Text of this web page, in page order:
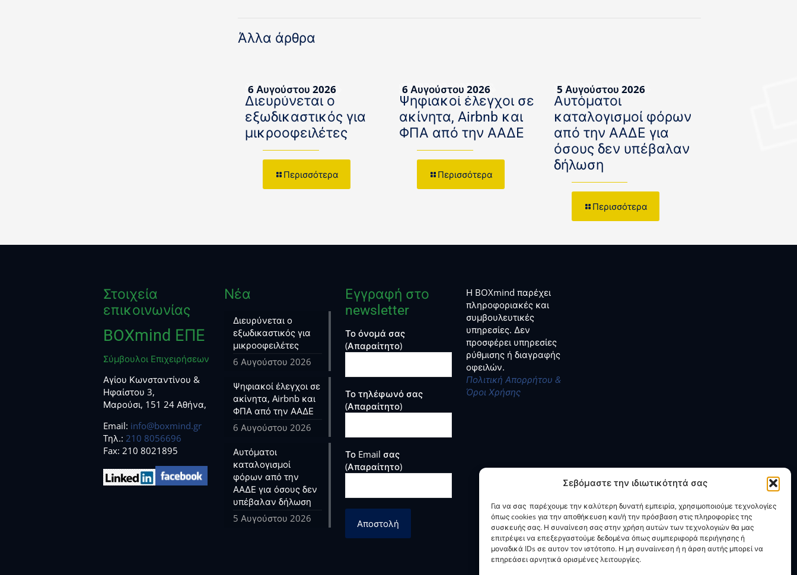
Σεβόμαστε την ιδιωτικότητά σας
Για να σας παρέχουμε την καλύτερη δυνατή εμπειρία, χρησιμοποιούμε τεχνολογίες
όπως cookies για την αποθήκευση και/ή την πρόσβαση στις πληροφορίες της
συσκευής σας. Η συναίνεση σας στην χρήση αυτών των τεχνολογιών θα μας
επιτρέψει να επεξεργαστούμε δεδομένα όπως συμπεριφορά περιήγησης ή
μοναδικά IDs σε αυτον τον ιστότοπο. Η μη συναίινεση ή η άρση αυτής μπορεί να
επηρεάσει αρνητικά ορισμένες λειτουργίες.
Άλλα άρθρα
6 Αυγούστου 2026
Διευρύνεται ο
εξωδικαστικός για
μικροοφειλέτες
Περισσότερα
6 Αυγούστου 2026
Ψηφιακοί έλεγχοι σε
ακίνητα, Airbnb και
ΦΠΑ από την ΑΑΔΕ
Περισσότερα
5 Αυγούστου 2026
Αυτόματοι
καταλογισμοί φόρων
από την ΑΑΔΕ για
όσους δεν υπέβαλαν
δήλωση
Περισσότερα
Στοιχεία
επικοινωνίας
BOXmind ΕΠΕ
Σύμβουλοι Επιχειρήσεων
Αγίου Κωνσταντίνου &
Ηφαίστου 3,
Μαρούσι, 151 24 Αθήνα,
Email: info@boxmind.gr
Tηλ.: 210 8056696
Fax: 210 8021895
Νέα
Διευρύνεται ο
εξωδικαστικός για
μικροοφειλέτες
6 Αυγούστου 2026
Ψηφιακοί έλεγχοι σε
ακίνητα, Airbnb και
ΦΠΑ από την ΑΑΔΕ
6 Αυγούστου 2026
Αυτόματοι
καταλογισμοί
φόρων από την
ΑΑΔΕ για όσους δεν
υπέβαλαν δήλωση
5 Αυγούστου 2026
Εγγραφή στο
newsletter
Το όνομά σας
(Απαραίτητο)
Το τηλέφωνό σας
(Απαραίτητο)
Το Email σας
(Απαραίτητο)
Η BOXmind παρέχει
πληροφοριακές και
συμβουλευτικές
υπηρεσίες. Δεν
προσφέρει υπηρεσίες
ρύθμισης ή διαγραφής
οφειλών.
Πολιτική Απορρήτου &
Όροι Χρήσης